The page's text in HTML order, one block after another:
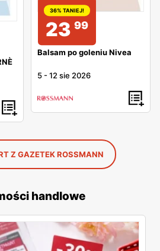
36% TANIEJ!
23 99
Balsam po goleniu Nivea
5 -12 sie 2026
Z GAZETEK ROSSMANN
handlowe